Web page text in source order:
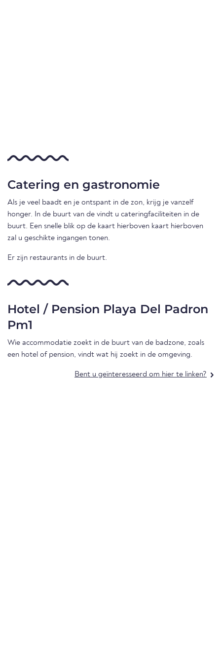
Catering en gastronomie
Als je veel baadt en je ontspant in de zon, krijg je vanzelf
honger. In de buurt van de vindt u cateringfaciliteiten in de
buurt. Een snelle blik op de kaart hierboven kaart hierboven
zal u geschikte ingangen tonen.
Er zijn restaurants in de buurt.
Hotel / Pension Playa Del Padron
Pm1
Wie accommodatie zoekt in de buurt van de badzone, zoals
een hotel of pension, vindt wat hij zoekt in de omgeving.
Bent u geïnteresseerd om hier te linken?